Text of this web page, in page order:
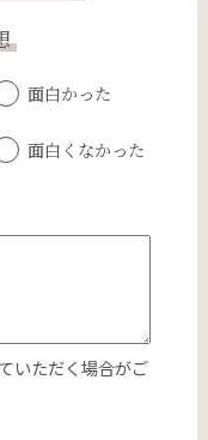
面白かった
面白くなかった
いただく場合がご